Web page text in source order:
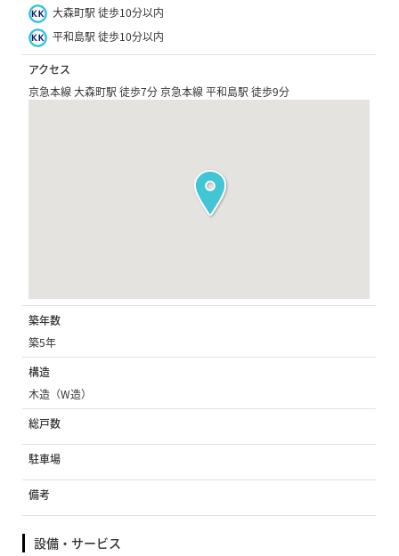
大森町駅 徒歩10分以内
平和島駅 徒歩10分以内
アクセス
京急本線 大森町駅 徒歩7分 京急本線 平和島駅 徒歩9分
築年数
築5年
構造
木造（W造）
総戸数
駐車場
備考
設備・サービス